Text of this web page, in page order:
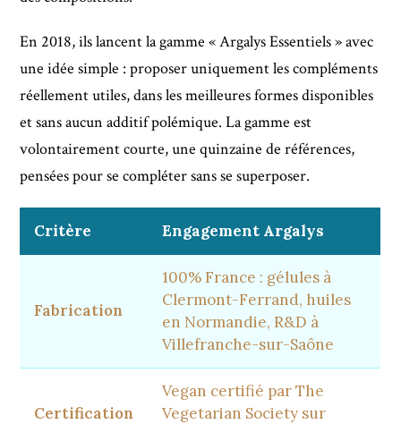
En 2018, ils lancent la gamme « Argalys Essentiels » avec
une idée simple : proposer uniquement les compléments
réellement utiles, dans les meilleures formes disponibles
et sans aucun additif polémique. La gamme est
volontairement courte, une quinzaine de références,
pensées pour se compléter sans se superposer.
Critère Engagement Argalys
Fabrication
100% France : gélules à
Clermont-Ferrand, huiles
en Normandie, R&D à
Villefranche-sur-Saône
Certification
Vegan certifié par The
Vegetarian Society sur